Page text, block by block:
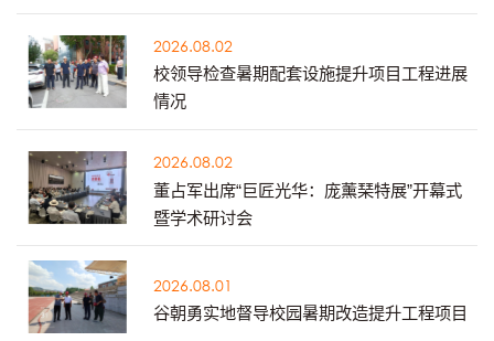
2026.08.02
校领导检查暑期配套设施提升项目工程进展
情况
2026.08.02
董占军出席“巨匠光华：庞薰琹特展”开幕式
暨学术研讨会
2026.08.01
谷朝勇实地督导校园暑期改造提升工程项目